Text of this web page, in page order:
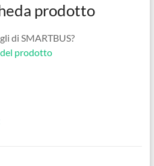
prodotto
di SMARTBUS?
del prodotto